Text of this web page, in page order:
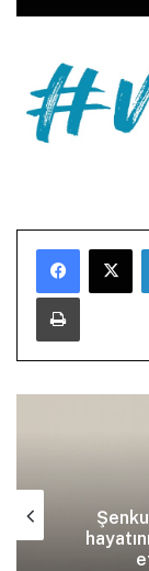
Yazdır